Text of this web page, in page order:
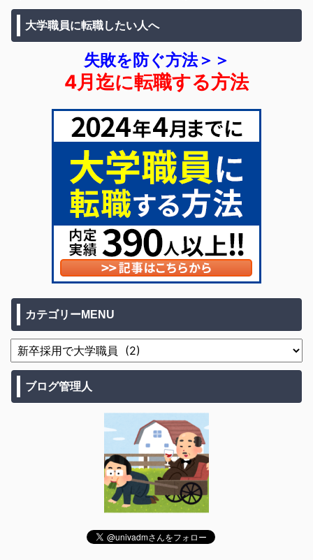
大学職員に転職したい人へ
失敗を防ぐ方法＞＞
4月迄に転職する方法
カテゴリーMENU
ブログ管理人